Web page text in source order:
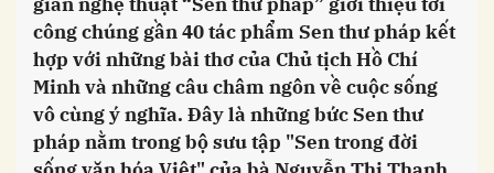
công chúng gần 40 tác phẩm Sen thư pháp kết
hợp với những bài thơ của Chủ tịch Hồ Chí
Minh và những câu châm ngôn về cuộc sống
vô cùng ý nghĩa. Đây là những bức Sen thư
pháp nằm trong bộ sưu tập "Sen trong đời